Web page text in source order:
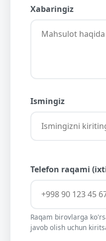
Xabaringiz
Ismingiz
Telefon raqami
Raqam birovlarga
javob olish uchun